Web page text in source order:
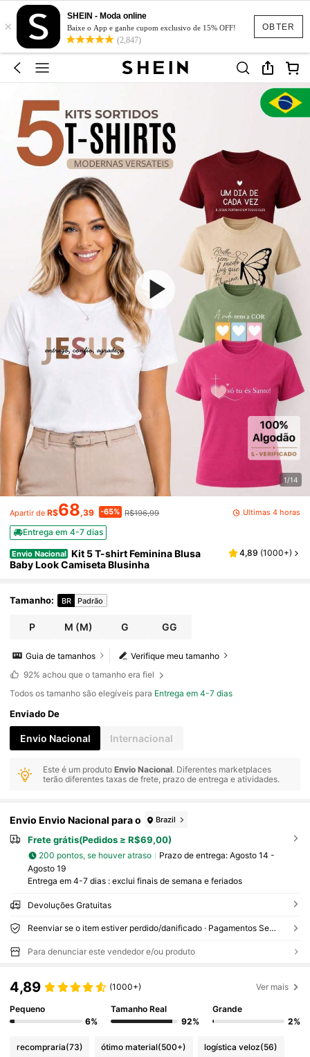
OBTER
×
SHEIN - Moda online
Baixe o App e ganhe cupom exclusivo de 15% OFF!
(2,847)
1/14
Apartir de R$68,39 -65% R$196,99 Últimas 4 horas
Entrega em 4-7 dias
Envio Nacional Kit 5 T-shirt Feminina Blusa
Baby Look Camiseta Blusinha
4,89 (1000+)
Tamanho: BR Padrão
P M (M) G GG
Verifique meu tamanho
Guia de tamanhos
92% achou que o tamanho era fiel
Todos os tamanho são elegíveis para Entrega em 4-7 dias
Enviado De
Envio Nacional Internacional
Este é um produtoEnvio Nacional. Diferentes marketplaces
terão diferentes taxas de frete, prazo de entrega e atividades.
Envio Envio Nacional para o Brazil
Frete grátis(Pedidos ≥ R$69,00)
200 pontos, se houver atraso Prazo de entrega: Agosto 14 -
Agosto 19
Entrega em 4-7 dias : exclui finais de semana e feriados
Devoluções Gratuitas
Reenviar se o item estiver perdido/danificado · Pagamentos Seguros · Proteção de privacidade
Para denunciar este vendedor e/ou produto
4,89 (1000+) Ver mais
Pequeno
6%
Tamanho Real
92%
Grande
2%
recompraria(73) ótimo material(500+) logística veloz(56)